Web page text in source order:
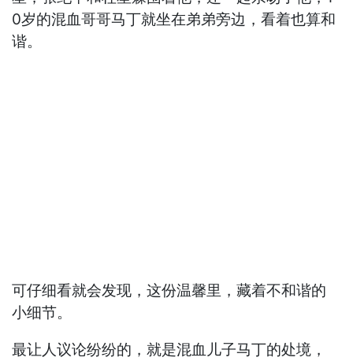
0岁的混血哥哥马丁就坐在弟弟旁边，看着也算和
谐。
可仔细看就会发现，这份温馨里，藏着不和谐的
小细节。
最让人议论纷纷的，就是混血儿子马丁的处境，